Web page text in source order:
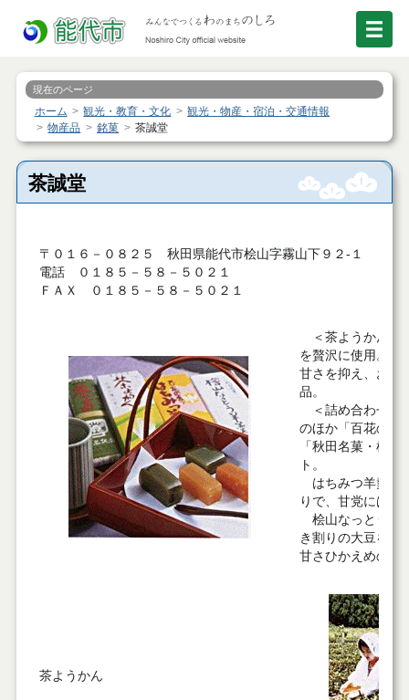
現在のページ
ホーム 観光・教育・文化
観光・物産・宿泊・交通情報
物産品
銘菓 茶誠堂
茶誠堂
〒０１６－０８２５ 秋田県能代市桧山字霧山下９２‐１
電話 ０１８５－５８－５０２１
ＦＡＸ ０１８５－５８－５０２１
＜茶ようかん＞
を贅沢に使用。
甘さを抑え、お茶
品。
＜詰め合わせ＞
のほか「百花の香
「秋田名菓・桧
ト。
はちみつ羊羹は
りで、甘党には嬉
桧山なっとう羊
き割りの大豆を蜜
甘さひかえめの羊
茶ようかん